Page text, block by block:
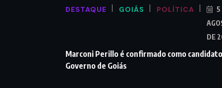
DESTAQUE GOIÁS POLÍTICA
5
DE
Marconi Perillo é confirmado como
Governo de Goiás